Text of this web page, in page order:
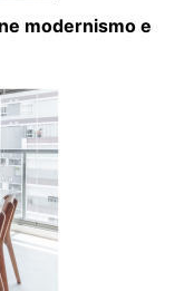
modernismo e